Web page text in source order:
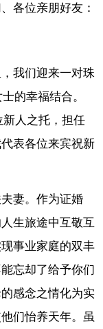
各位亲朋好友：
我们迎来一对珠
的幸福结合。
人之托，担任
表各位来宾祝新
妻。作为证婚
生旅途中互敬互
事业家庭的双丰
忘却了给予你们
感念之情化为实
们怡养天年。虽